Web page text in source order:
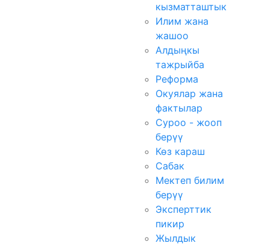
кызматташтык
Илим жана
жашоо
Алдыңкы
тажрыйба
Реформа
Окуялар жана
фактылар
Суроо - жооп
берүү
Көз караш
Сабак
Мектеп билим
берүү
Эксперттик
пикир
Жылдык